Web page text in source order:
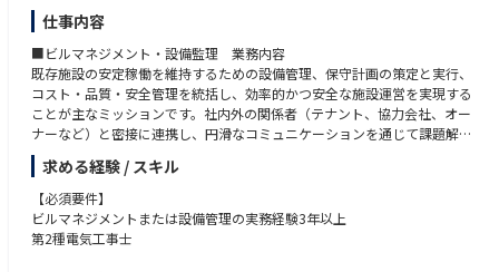
仕事内容
■ビルマネジメント・設備監理 業務内容
既存施設の安定稼働を維持するための設備管理、保守計画の策定と実行、
コスト・品質・安全管理を統括し、効率的かつ安全な施設運営を実現する
ことが主なミッションです。社内外の関係者（テナント、協力会社、オー
ナーなど）と密接に連携し、円滑なコミュニケーションを通じて課題解決
や改善提案を行い、施設価値の最大化に貢献していただきます。
将来的には、次世代のビルマネジメントを牽引するリーダーとして、チー
ムの育成や新しい技術の導入にも積極的に取り組み、組織全体の能力向上
に寄与することを期待しています。
求める経験 / スキル
【必須要件】
ビルマネジメントまたは設備管理の実務経験3年以上
第2種電気工事士